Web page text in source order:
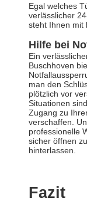
Egal welches
verlässlicher
steht Ihnen mit
Hilfe bei
Ein
Buschhoven
man den
plötzlich vor
Situationen
Zugang zu
verschaffen.
professionelle
sicher öffnen
hinterlassen.
Fazit